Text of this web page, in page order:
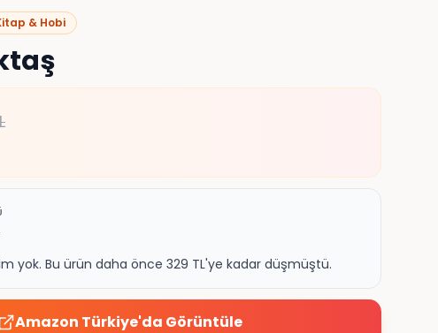
& Hobi
yok. Bu ürün daha önce 329 TL'ye kadar düşmüştü.
Amazon Türkiye'da Görüntüle